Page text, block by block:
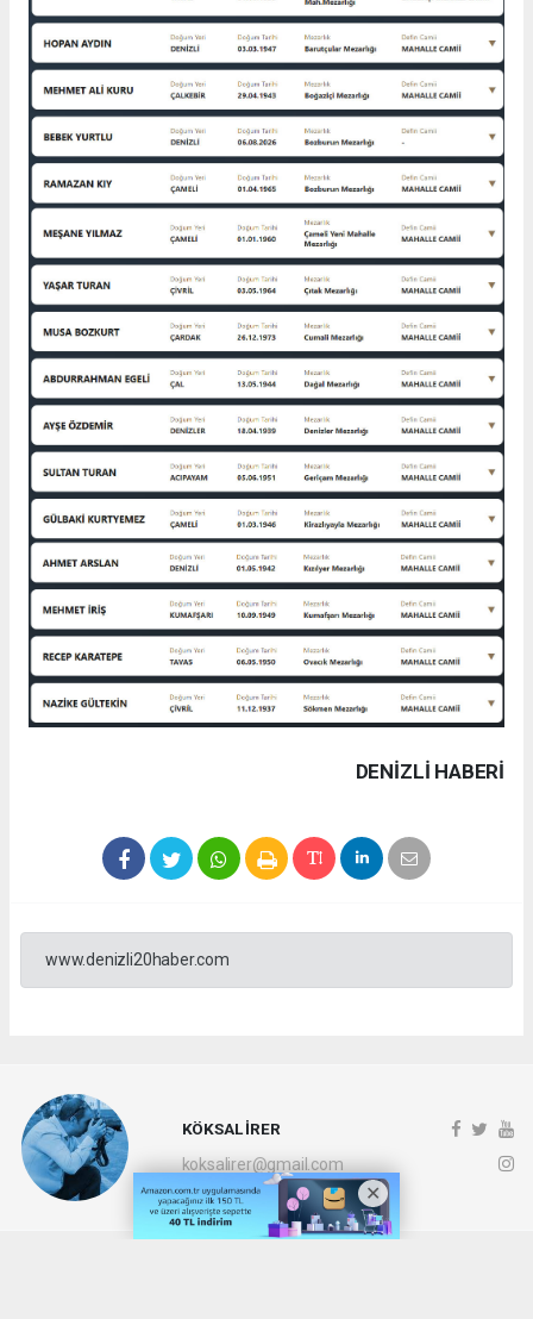
DENIZLI HABERİ
www.denizli20haber.com
KÖKSAL İRER
koksalirer@gmail.com